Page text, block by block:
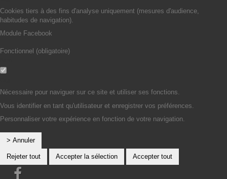
Cookies tiers à des fins d'analyse uniquement (mesures d'audience,
habitudes de navigation).
Module Facebook
Fonctionnel (obligatoire)
Nécessaire pour naviguer sur ce site et utiliser ses fonctions.
Vous identifier en tant qu'utilisateur et enregistrer vos préférences.
Personnaliser votre expérience en fonction de votre navigation.
> Annuler
Rejeter tout Accepter la sélection Accepter tout